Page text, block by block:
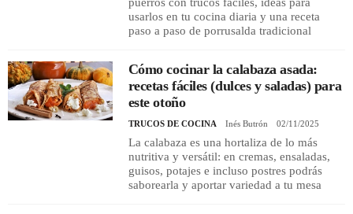
usarlos en tu cocina diaria y una receta
paso a paso de porrusalda tradicional
Cómo cocinar la calabaza asada:
recetas fáciles (dulces y saladas) para
este otoño
TRUCOS DE COCINA Inés Butrón 02/11/2025
La calabaza es una hortaliza de lo más
nutritiva y versátil: en cremas, ensaladas,
guisos, potajes e incluso postres podrás
saborearla y aportar variedad a tu mesa